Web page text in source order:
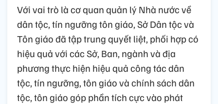
Với vai trò là cơ quan quản lý Nhà nước về
dân tộc, tín ngưỡng tôn giáo, Sở Dân tộc và
Tôn giáo đã tập trung quyết liệt, phối hợp có
hiệu quả với các Sở, Ban, ngành và địa
phương thực hiện hiệu quả công tác dân
tộc, tín ngưỡng, tôn giáo và chính sách dân
tộc, tôn giáo góp phần tích cực vào phát